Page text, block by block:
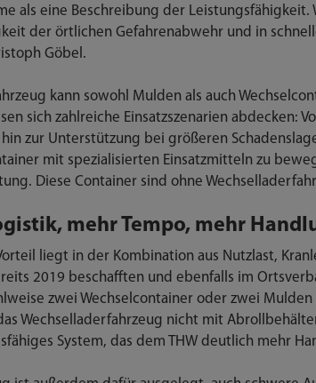
als eine Beschreibung der
der örtlichen Gefahrenabwehr und in
Göbel.
kann sowohl Mulden als auch
sich zahlreiche Einsatzszenarien abdecken:
zur Unterstützung bei größeren
mit spezialisierten Einsatzmitteln zu
Diese Container sind ohne
mehr Tempo, mehr
liegt in der Kombination aus Nutzlast,
2019 beschafften und ebenfalls im
zwei Wechselcontainer oder zwei
Wechselladerfahrzeug nicht mit
System, das dem THW deutlich mehr